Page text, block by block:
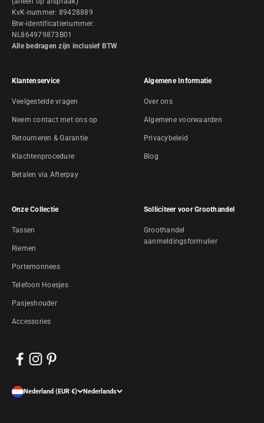
KvK-nummer: 89428889
Btw-identificatienummer:
NL864979873B01
Alle bedragen zijn inclusief BTW
Klantenservice
Veelgestelde vragen
Neem contact met ons op
Retourneren & Garantie
Klachtenprocedure
Betalen via Afterpay
Algemene Informatie
Over ons
Algemene voorwaarden
Privacybeleid
Blog
Onze Collectie
Tassen
Riemen
Portemonnees
Telefoon Hoesjes
Pasjeshouder
Accessories
Solliciteer voor Groothandel
Groothandel
aanmeldingsformulier
Nederland (EUR €) Nederlands